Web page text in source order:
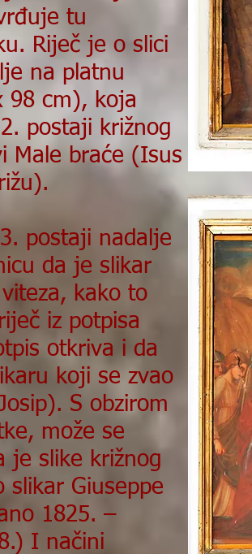
tu
Riječ je o slici
na platnu
98 cm), koja
postaji križnog
Male braće (Isus
postaji nadalje
da je slikar
kako to
iz potpisa
otkriva i da
koji se zvao
S obzirom
može se
je slike križnog
slikar Giuseppe
1825. –
I načini